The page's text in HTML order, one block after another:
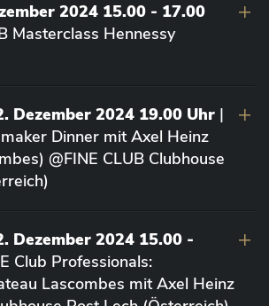
2024 15.00 - 17.00
Masterclass Hennessy
Dezember 2024 19.00 Uhr |
Dinner mit Axel Heinz
@FINE CLUB Clubhouse
Dezember 2024 15.00 -
Club Professionals:
Lascombes mit Axel Heinz